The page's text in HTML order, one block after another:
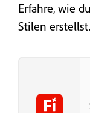
Erfahre, wie
Stilen erstellst.